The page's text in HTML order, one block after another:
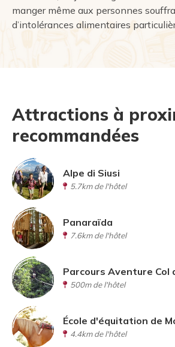
manger même aux personnes
d’intolérances alimentaires
Attractions à
recommandées
Alpe di Siusi
5.7km de l'hôtel
Panaraïda
7.6km de l'hôtel
Parcours Aventure Col
500m de l'hôtel
École d'équitation de
4.4km de l'hôtel